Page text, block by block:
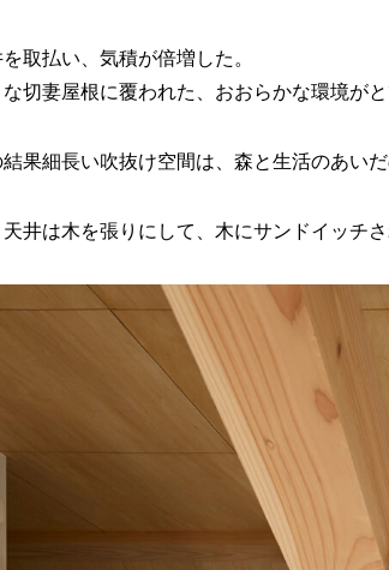
取払い、気積が倍増した。
な切妻屋根に覆われた、おおらかな環境がと
結果細長い吹抜け空間は、森と生活のあい
天井は木を張りにして、木にサンドイッチさ